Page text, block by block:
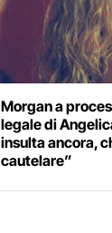
Morgan a
legale di
insulta ancora,
cautelare”